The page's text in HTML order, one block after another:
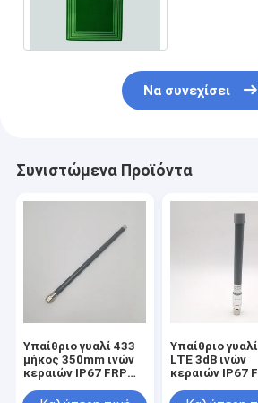
Να συνεχίσει
Συνιστώμενα Προϊόντα
Υπαίθριο γυαλί 433
μήκος 350mm ινών
κεραιών IP67 FRP
Υπαίθριο
LTE 3dB ινών
κεραιών IP67